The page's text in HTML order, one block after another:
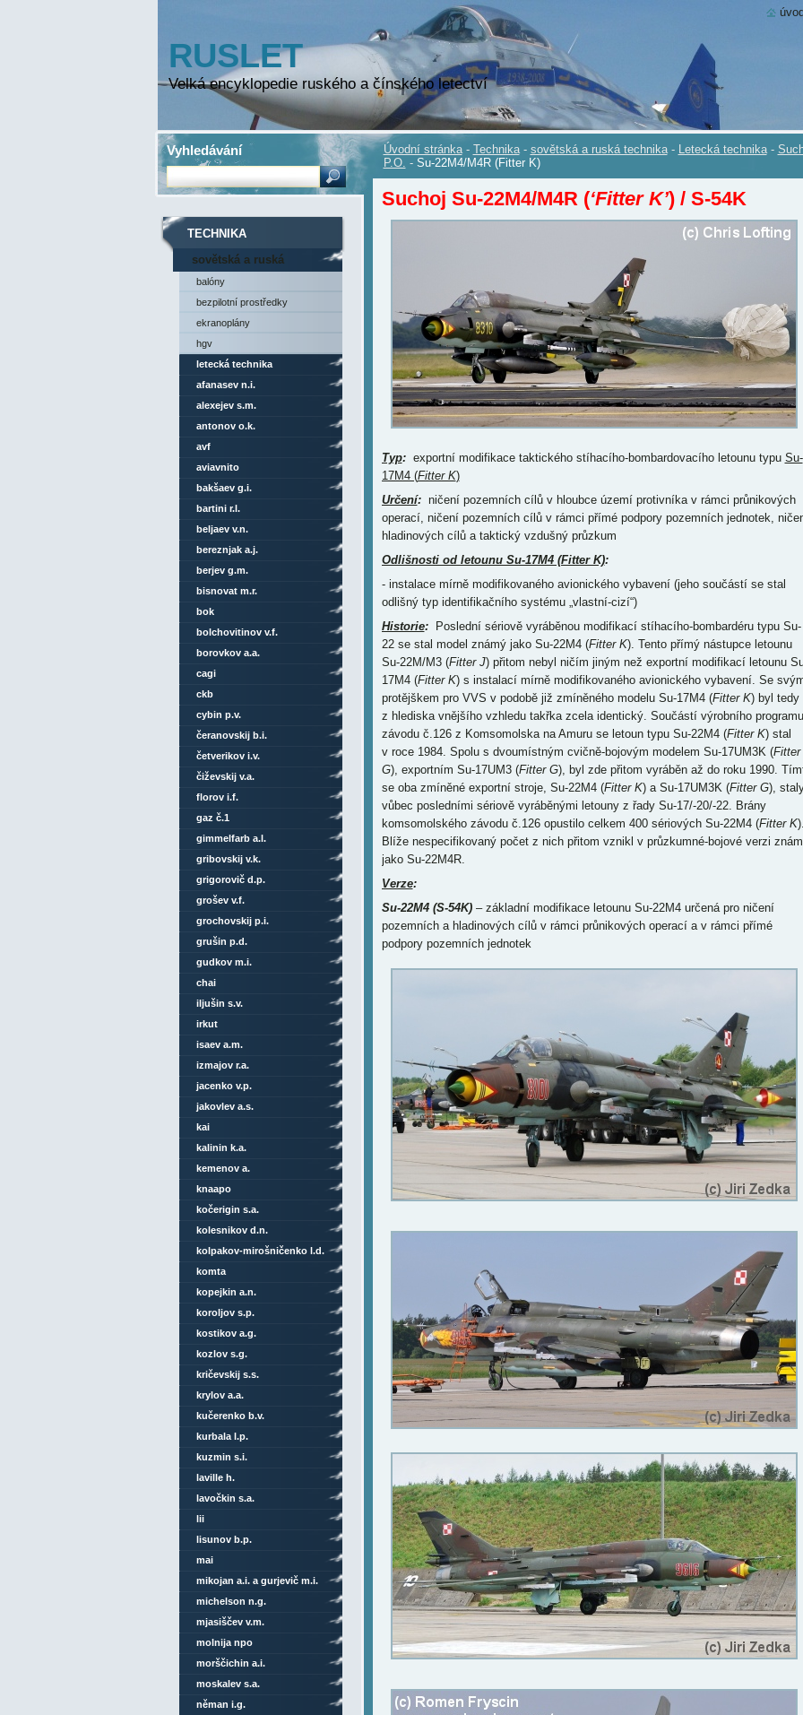
RUSLET
Velká encyklopedie ruského a čínského letectví
Úvodní stránka - Technika - sovětská a ruská technika - Letecká technika -
P.O. - Su-22M4/M4R (Fitter K)
Suchoj Su-22M4/M4R (‘Fitter K’) / S-54K
Typ:exportní modifikace taktického stíhacího-bombardovacího letounu typu Su-
17M4 (Fitter K)
Určení:ničení pozemních cílů v hloubce území protivníka v rámci průnikových
operací, ničení pozemních cílů v rámci přímé podpory pozemních jednotek,
hladinových cílů a taktický vzdušný průzkum
Odlišnosti od letounu Su-17M4 (Fitter K):
- instalace mírně modifikovaného avionického vybavení (jeho součástí se stal
odlišný typ identifikačního systému „vlastní-cizí“)
Historie:Poslední sériově vyráběnou modifikací stíhacího-bombardéru typu Su-
22 se stal model známý jako Su-22M4 (Fitter K). Tento přímý nástupce letounu
Su-22M/M3 (Fitter J) přitom nebyl ničím jiným než exportní modifikací letounu
17M4 (Fitter K) s instalací mírně modifikovaného avionického vybavení. Se
protějškem pro VVS v podobě již zmíněného modelu Su-17M4 (Fitter K) byl tedy
z hlediska vnějšího vzhledu takřka zcela identický. Součástí výrobního programu
závodu č.126 z Komsomolska na Amuru se letoun typu Su-22M4 (Fitter K) stal
v roce 1984. Spolu s dvoumístným cvičně-bojovým modelem Su-17UM3K (Fitter
G), exportním Su-17UM3 (Fitter G), byl zde přitom vyráběn až do roku 1990.
se oba zmíněné exportní stroje, Su-22M4 (Fitter K) a Su-17UM3K (Fitter G),
vůbec posledními sériově vyráběnými letouny z řady Su-17/-20/-22. Brány
komsomolského závodu č.126 opustilo celkem 400 sériových Su-22M4 (Fitter K
Blíže nespecifikovaný počet z nich přitom vznikl v průzkumné-bojové verzi
jako Su-22M4R.
Verze:
Su-22M4 (S-54K) – základní modifikace letounu Su-22M4 určená pro ničení
pozemních a hladinových cílů v rámci průnikových operací a v rámci přímé
podpory pozemních jednotek
TECHNIKA
sovětská a ruská
technika
balóny
bezpilotní prostředky
ekranoplány
hgv
letecká technika
afanasev n.i.
alexejev s.m.
antonov o.k.
avf
aviavnito
bakšaev g.i.
bartini r.l.
beljaev v.n.
bereznjak a.j.
berjev g.m.
bisnovat m.r.
bok
bolchovitinov v.f.
borovkov a.a.
cagi
ckb
cybin p.v.
čeranovskij b.i.
četverikov i.v.
čiževskij v.a.
florov i.f.
gaz č.1
gimmelfarb a.l.
gribovskij v.k.
grigorovič d.p.
grošev v.f.
grochovskij p.i.
grušin p.d.
gudkov m.i.
chai
iljušin s.v.
irkut
isaev a.m.
izmajov r.a.
jacenko v.p.
jakovlev a.s.
kai
kalinin k.a.
kemenov a.
knaapo
kočerigin s.a.
kolesnikov d.n.
kolpakov-mirošničenko l.d.
komta
kopejkin a.n.
koroljov s.p.
kostikov a.g.
kozlov s.g.
kričevskij s.s.
krylov a.a.
kučerenko b.v.
kurbala l.p.
kuzmin s.i.
laville h.
lavočkin s.a.
lii
lisunov b.p.
mai
mikojan a.i. a gurjevič m.i.
michelson n.g.
mjasiščev v.m.
molnija npo
morščichin a.i.
moskalev s.a.
něman i.g.
Vyhledávání